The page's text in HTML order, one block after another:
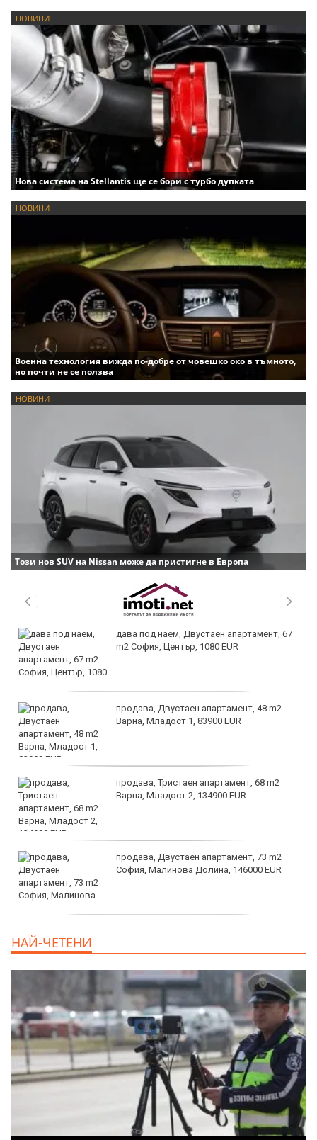
НОВИНИ
Нова система на Stellantis ще се бори с турбо дупката
НОВИНИ
Военна технология вижда по-добре от човешко око в тъмното,
но почти не се ползва
НОВИНИ
Този нов SUV на Nissan може да пристигне в Европа
дава под наем, Двустаен апартамент, 67
m2 София, Център, 1080 EUR
продава, Двустаен апартамент, 48 m2
Варна, Младост 1, 83900 EUR
продава, Тристаен апартамент, 68 m2
Варна, Младост 2, 134900 EUR
продава, Двустаен апартамент, 73 m2
София, Малинова Долина, 146000 EUR
НАЙ-ЧЕТЕНИ